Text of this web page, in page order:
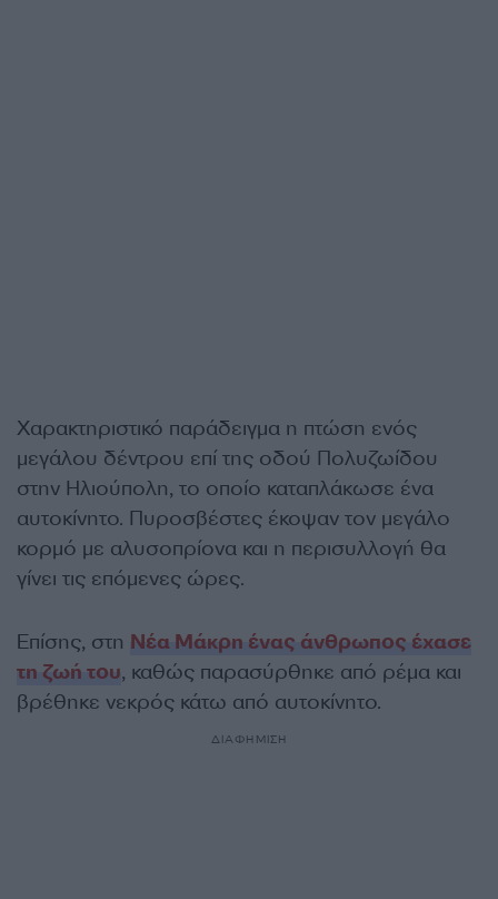
Χαρακτηριστικό παράδειγμα η πτώση ενός
μεγάλου δέντρου επί της οδού Πολυζωίδου
στην Ηλιούπολη, το οποίο καταπλάκωσε ένα
αυτοκίνητο. Πυροσβέστες έκοψαν τον μεγάλο
κορμό με αλυσοπρίονα και η περισυλλογή θα
γίνει τις επόμενες ώρες.
Επίσης, στη Νέα Μάκρη ένας άνθρωπος έχασε
τη ζωή του, καθώς παρασύρθηκε από ρέμα και
βρέθηκε νεκρός κάτω από αυτοκίνητο.
ΔΙΑΦΗΜΙΣΗ